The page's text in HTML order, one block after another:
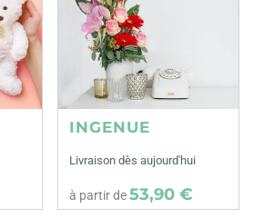
INGENUE
Livraison dès aujourd'hui
à partir de53,90 €